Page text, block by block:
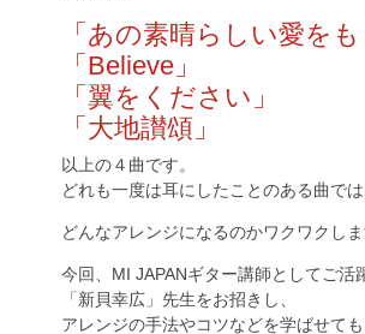
「あの素晴らしい愛をも
「Believe」
「翼をください」
「大地讃頌」
以上の４曲です。
どれも一度は耳にしたことのある曲では
どんなアレンジになるのかワクワクしま
今回、MI JAPANギター講師としてご活
「新貝幸広」先生をお招きし、
アレンジの手法やコツなどを学ばせても